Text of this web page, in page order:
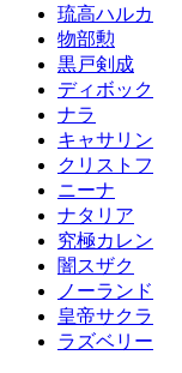
琉高ハルカ
物部勲
黒戸剣成
ディボック
ナラ
キャサリン
クリストフ
ニーナ
ナタリア
究極カレン
闇スザク
ノーランド
皇帝サクラ
ラズベリー